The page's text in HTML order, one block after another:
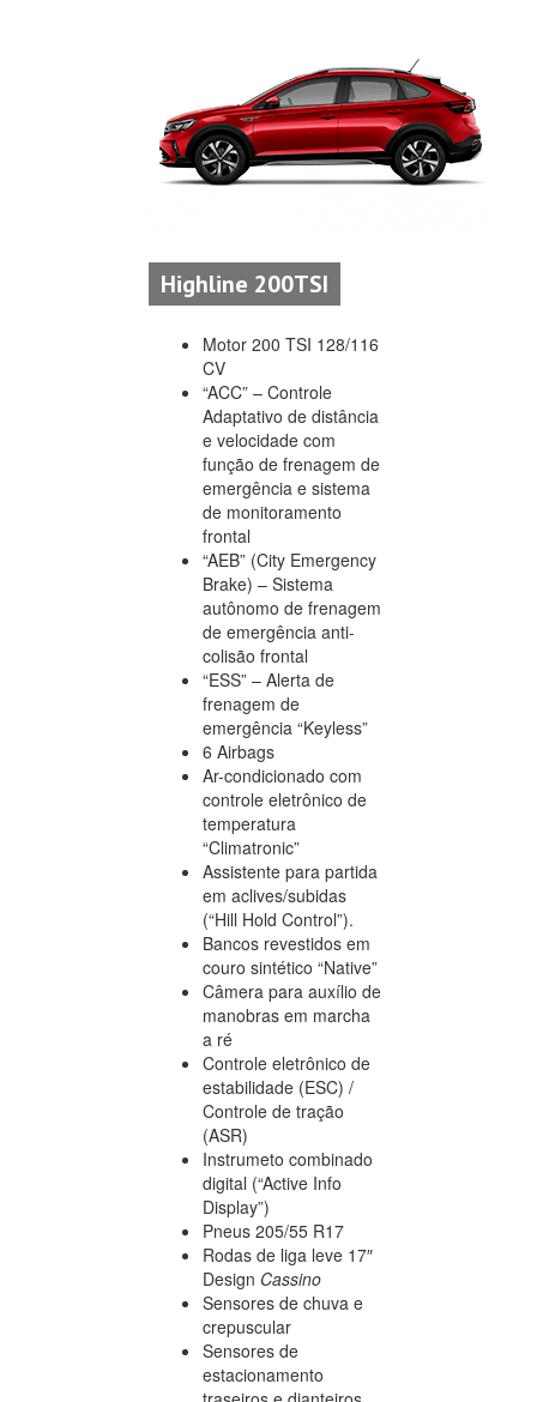
Highline 200TSI
Motor 200 TSI 128/116
CV
“ACC” – Controle
Adaptativo de distância
e velocidade com
função de frenagem de
emergência e sistema
de monitoramento
frontal
“AEB” (City Emergency
Brake) – Sistema
autônomo de frenagem
de emergência anti-
colisão frontal
“ESS” – Alerta de
frenagem de
emergência “Keyless”
6 Airbags
Ar-condicionado com
controle eletrônico de
temperatura
“Climatronic”
Assistente para partida
em aclives/subidas
(“Hill Hold Control”).
Bancos revestidos em
couro sintético “Native”
Câmera para auxílio de
manobras em marcha
a ré
Controle eletrônico de
estabilidade (ESC) /
Controle de tração
(ASR)
Instrumeto combinado
digital (“Active Info
Display”)
Pneus 205/55 R17
Rodas de liga leve 17″
Design Cassino
Sensores de chuva e
crepuscular
Sensores de
estacionamento